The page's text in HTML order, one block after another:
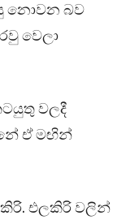
නොවන බව
වෙලා
වලදී
ඒ මඟින්
එලකිරි වලින්